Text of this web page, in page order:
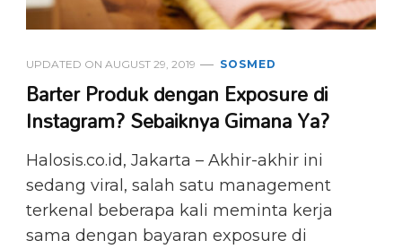
UPDATED ON AUGUST 29, 2019 SOSMED
Barter Produk dengan Exposure di
Instagram? Sebaiknya Gimana Ya?
Halosis.co.id, Jakarta – Akhir-akhir ini
sedang viral, salah satu management
terkenal beberapa kali meminta kerja
sama dengan bayaran exposure di